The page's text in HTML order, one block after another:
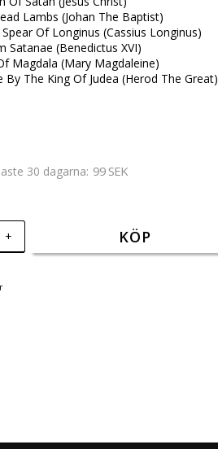
Lambs (Johan The Baptist)
Of Longinus (Cassius Longinus)
Satanae (Benedictus XVI)
Magdala (Mary Magdaleine)
By The King Of Judea (Herod The Great)
30 dagarna 99 SEK
+ KÖP